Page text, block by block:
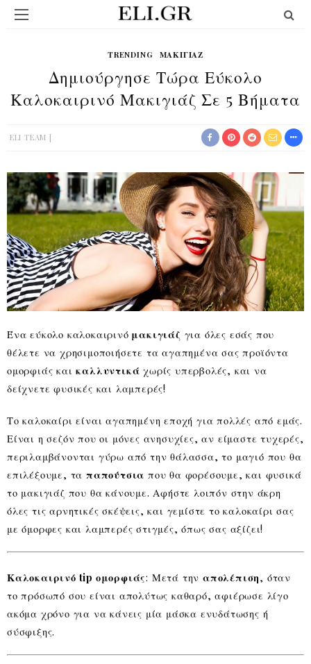
TRENDING ΜΑΚΙΓΙΆΖ
Δημιούργησε Τώρα Εύκολο
Καλοκαιρινό Μακιγιάζ Σε 5 Βήματα
ELI TEAM
Ένα εύκολο καλοκαιρινό μακιγιάζ για όλες εσάς που
θέλετε να χρησιμοποιήσετε τα αγαπημένα σας προϊόντα
ομορφιάς καικαλλυντικά χωρίς υπερβολές, και να
δείχνετε φυσικές και λαμπερές!
Το καλοκαίρι είναι αγαπημένη εποχή για πολλές από εμάς.
Είναι η σεζόν που οι μόνες ανησυχίες, αν είμαστε τυχερές,
περιλαμβάνονται γύρω από την θάλασσα, το μαγιό που θα
επιλέξουμε, τα παπούτσια που θα φορέσουμε, και φυσικά
το μακιγιάζ που θα κάνουμε. Αφήστε λοιπόν στην άκρη
όλες τις αρνητικές σκέψεις, και γεμίστε το καλοκαίρι σας
με όμορφες και λαμπερές στιγμές, όπως σας αξίζει!
Καλοκαιρινό tip ομορφιάς: Μετά τηναπολέπιση, όταν
το πρόσωπό σου είναι απολύτως καθαρό, αφιέρωσε λίγο
ακόμα χρόνο για να κάνεις μία μάσκα ενυδάτωσης ή
σύσφιξης.